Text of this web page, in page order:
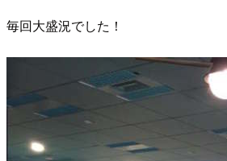
毎回大盛況でした！